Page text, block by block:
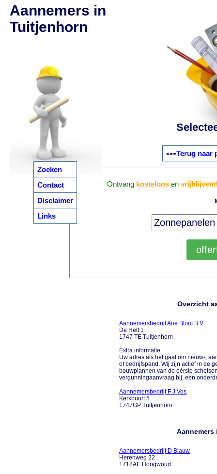
Zoeken
Contact
Disclaimer
Links
Aannemers in
Tuitjenhorn
<<=Terug naar
Ontvang kosteloos en
Overzicht
Aannemersbedrijf Arie Blom B.V.
De Helt 1
1747 TE Tuitjenhorn
Extra informatie:
Uw adres als het gaat om nieuw-,
of bedrijfspand. Wij zijn actief in de
bouwplannen van de éérste
vergunningaanvraag bij, een
Aannemersbedrijf F J Vos
Kerkbuurt 5
1747GP Tuitjenhorn
Aannemersbedrijf D Blauw
Herenweg 22
1718AE Hoogwoud